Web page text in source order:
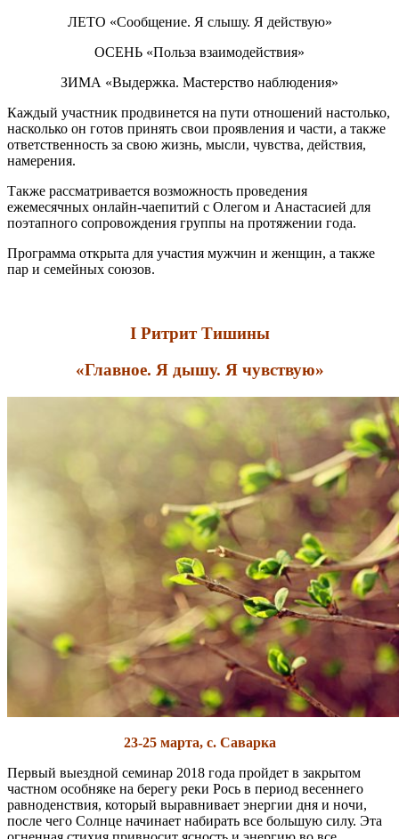
ЛЕТО «Сообщение. Я слышу. Я действую»
ОСЕНЬ «Польза взаимодействия»
ЗИМА «Выдержка. Мастерство наблюдения»
Каждый участник продвинется на пути отношений настолько,
насколько он готов принять свои проявления и части, а также
ответственность за свою жизнь, мысли, чувства, действия,
намерения.
Также рассматривается возможность проведения
ежемесячных онлайн-чаепитий с Олегом и Анастасией для
поэтапного сопровождения группы на протяжении года.
Программа открыта для участия мужчин и женщин, а также
пар и семейных союзов.
I Ритрит Тишины
«Главное. Я дышу. Я чувствую»
23-25 марта, с. Саварка
Первый выездной семинар 2018 года пройдет в закрытом
частном особняке на берегу реки Рось в период весеннего
равноденствия, который выравнивает энергии дня и ночи,
после чего Солнце начинает набирать все большую силу. Эта